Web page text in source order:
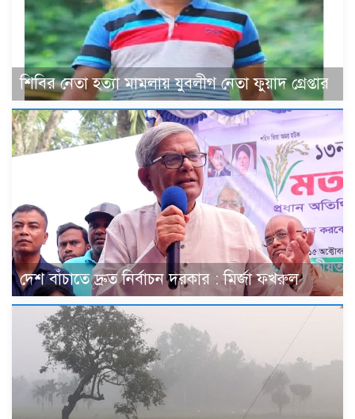
শিবির নেতা হত্যা মামলায় যুবলীগ নেতা ফুয়াদ গ্রেপ্তার
দেশ বাঁচাতে দ্রুত নির্বাচন দরকার : মির্জা ফখরুল